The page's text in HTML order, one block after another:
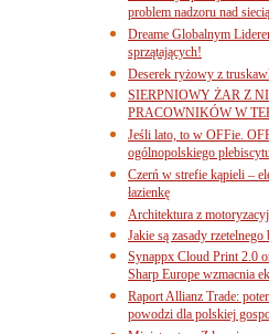
problem nadzoru nad
Dreame Globalnym
sprzątających!
Deserek ryżowy z
SIERPNIOWY ŻAR Z
PRACOWNIKÓW W
Jeśli lato, to w OFFie.
ogólnopolskiego
Czerń w strefie kąpieli –
łazienkę
Architektura z
Jakie są zasady
Synappx Cloud Print 2.0
Sharp Europe wzmacnia
Raport Allianz Trade:
powodzi dla polskiej